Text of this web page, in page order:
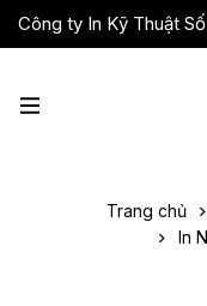
Công ty In Kỹ Thuật
Giá Rẻ, Lấy Liền
Trang chủ
In